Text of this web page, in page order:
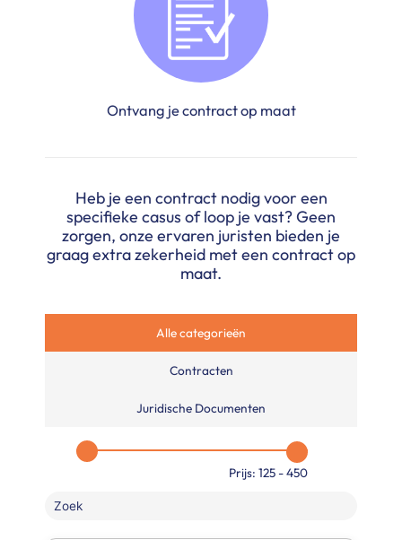
Ontvang je contract op maat
Heb je een contract nodig voor een
specifieke casus of loop je vast? Geen
zorgen, onze ervaren juristen bieden je
graag extra zekerheid met een contract op
maat.
Alle categorieën
Contracten
Juridische Documenten
Prijs:125 -450